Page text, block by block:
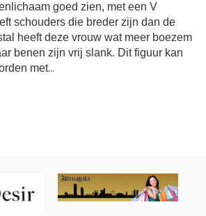
goed zien, met een V
schouders die breder zijn dan de
heeft deze vrouw wat meer boezem
benen zijn vrij slank. Dit figuur kan
met...